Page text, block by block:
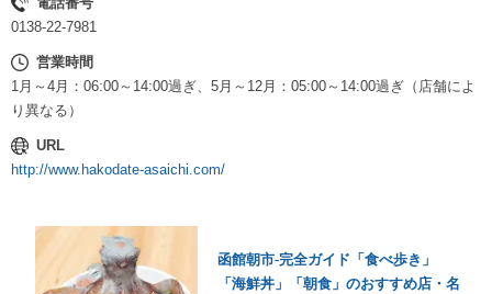
0138-22-7981
営業時間
1月～4月：06:00～14:00過ぎ、5月～12月：05:00～14:00過ぎ（店舗によ
り異なる）
URL
http://www.hakodate-asaichi.com/
函館朝市-完全ガイド「食べ歩き」
「海鮮丼」「朝食」のおすすめ店・名